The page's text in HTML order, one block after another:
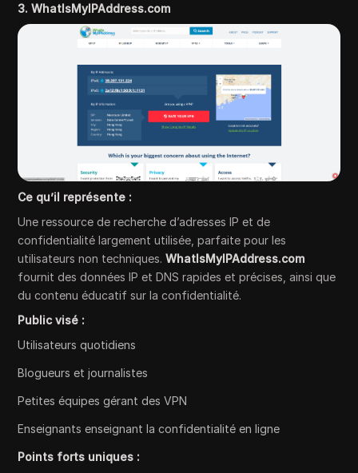
3. WhatIsMyIPAddress.com
Ce qu’il représente :
Une ressource de recherche d’adresses IP et de
confidentialité largement utilisée, parfaite pour les
utilisateurs non techniques.WhatIsMyIPAddress.com
fournit des données IP et DNS rapides et précises, ainsi que
du contenu éducatif sur la confidentialité.
Public visé :
Utilisateurs quotidiens
Blogueurs et journalistes
Petites équipes gérant des VPN
Enseignants enseignant la confidentialité en ligne
Points forts uniques :